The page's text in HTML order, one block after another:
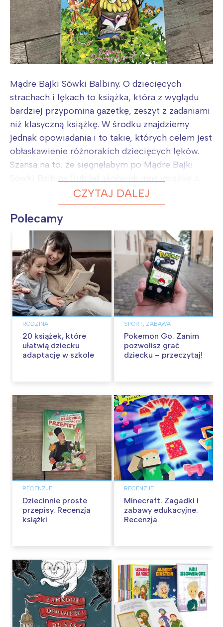
Mądre Bajki Sówki Balbiny. O dziecięcych
strachach i lękach to książka, która z wyglądu
bardziej przypomina gazetkę, zeszyt z zadaniami
niż klasyczną książkę. W środku znajdziemy
jednak opowiadania i to takie, których celem jest
obłaskawienie różnorakich dziecięcych lęków.
Szansa na to, że sięgnęłabym po Mądre Bajki
Sówki Balbiny (lub jakąkolwiek inną książkę z...
CZYTAJ DALEJ
Polecamy
RODZINA
20 książek, które
ułatwią dziecku
adaptację w szkole
SPORT, ZABAWA
Pokemon Go. Zanim
pozwolisz grać
dziecku – przeczytaj!
RECENZJE
Dziecinnie proste
przepisy. Recenzja
książki
RECENZJE
Minecraft. Zagadki i
zabawy edukacyjne.
Recenzja